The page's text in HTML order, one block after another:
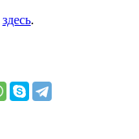
здесь.